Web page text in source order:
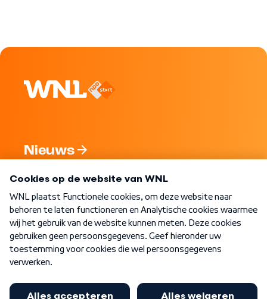
Nieuws
Nieuwsbrief
Word Lid